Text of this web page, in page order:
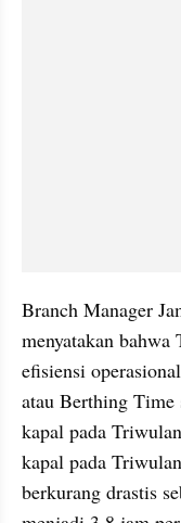
Branch Manager
menyatakan
efisiensi
atau Berthing Time
kapal pada
kapal pada
berkurang drastis